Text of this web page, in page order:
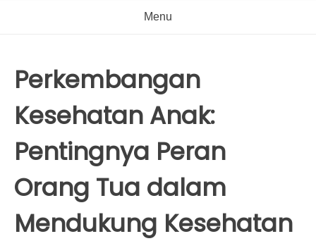
Menu
Perkembangan
Kesehatan Anak:
Pentingnya Peran
Orang Tua dalam
Mendukung Kesehatan